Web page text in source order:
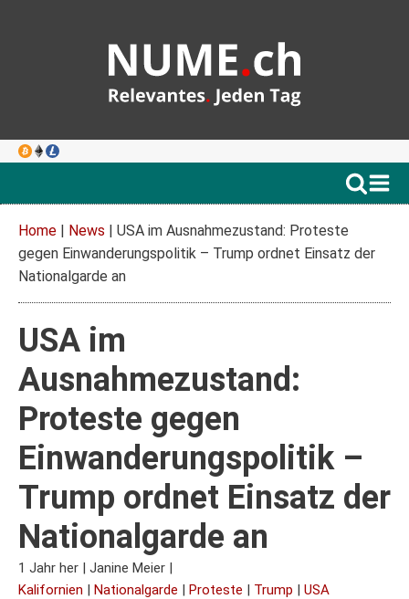
Home | News | USA im Ausnahmezustand: Proteste
gegen Einwanderungspolitik – Trump ordnet Einsatz der
Nationalgarde an
USA im
Ausnahmezustand:
Proteste gegen
Einwanderungspolitik –
Trump ordnet Einsatz der
Nationalgarde an
1 Jahr her | Janine Meier |
Kalifornien | Nationalgarde | Proteste | Trump | USA